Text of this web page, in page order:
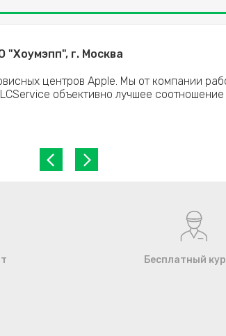
"Хоумэпп", г. Москва
центров Apple. Мы от компании
объективно лучшее
Бесплатный